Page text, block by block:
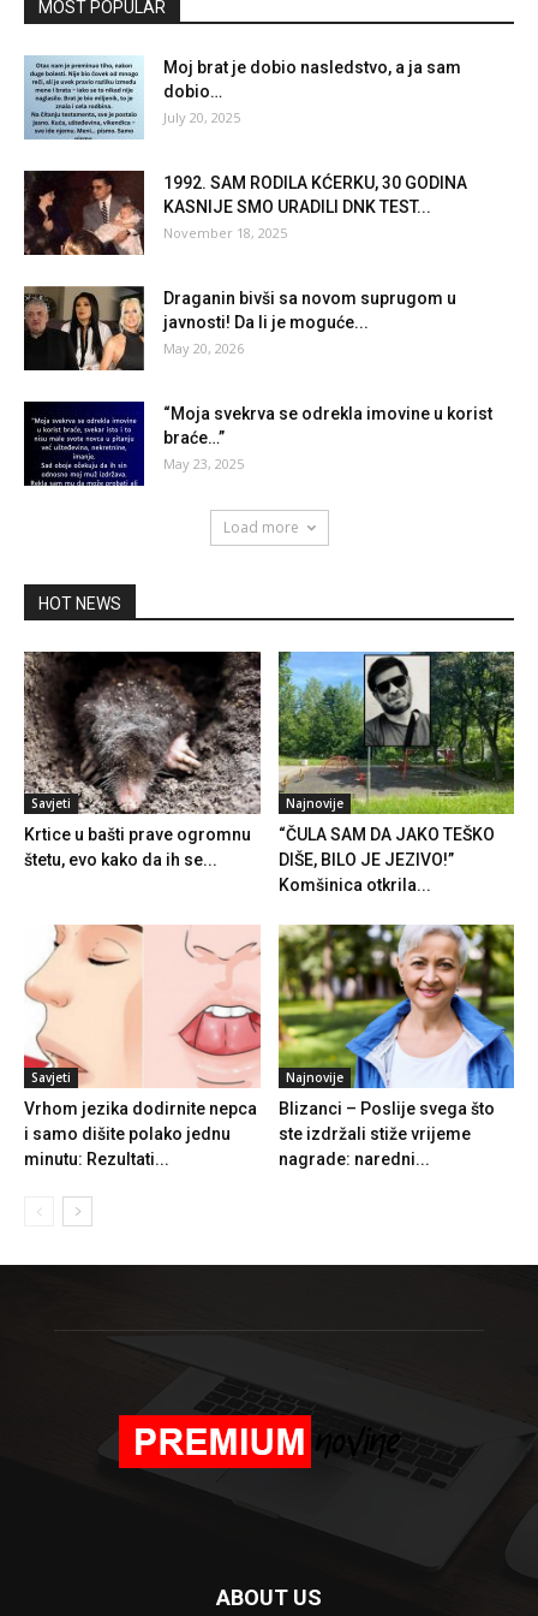
MOST POPULAR
Moj brat je dobio nasledstvo, a ja sam
dobio…
July 20, 2025
1992. SAM RODILA KĆERKU, 30 GODINA
KASNIJE SMO URADILI DNK TEST...
November 18, 2025
Draganin bivši sa novom suprugom u
javnosti! Da li je moguće...
May 20, 2026
“Moja svekrva se odrekla imovine u korist
braće…”
May 23, 2025
Load more
HOT NEWS
Savjeti
Krtice u bašti prave ogromnu
štetu, evo kako da ih se...
Najnovije
“ČULA SAM DA JAKO TEŠKO
DIŠE, BILO JE JEZIVO!”
Komšinica otkrila...
Savjeti
Vrhom jezika dodirnite nepca
i samo dišite polako jednu
minutu: Rezultati...
Najnovije
Blizanci – Poslije svega što
ste izdržali stiže vrijeme
nagrade: naredni...
ABOUT US